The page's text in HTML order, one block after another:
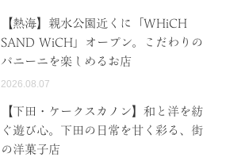
【熱海】親水公園近くに「WHiCH
SAND WiCH」オープン。こだわりの
パニーニを楽しめるお店
2026.08.07
【下田・ケークスカノン】和と洋を紡
ぐ遊び心。下田の日常を甘く彩る、街
の洋菓子店